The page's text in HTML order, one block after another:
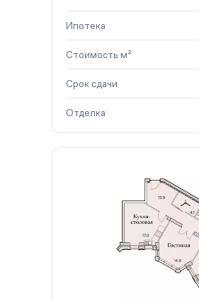
Ипотека
Стоимость м²
Срок сдачи
Отделка